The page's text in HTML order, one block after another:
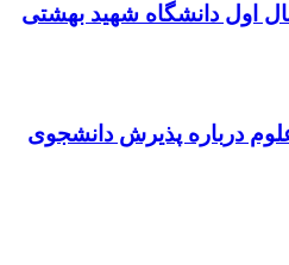
اول دانشگاه شهید بهشتی
درباره پذیرش دانشجوی